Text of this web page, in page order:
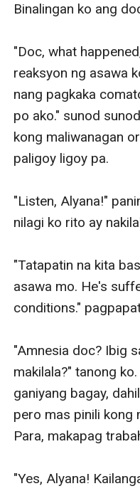
Binalingan ko ang
"Doc, what
reaksyon ng asawa
nang pagkaka
po ako." sunod
kong maliwanagan
paligoy ligoy pa.
"Listen, Alyana!"
nilagi ko rito ay
"Tatapatin na kita
asawa mo. He's
conditions."
"Amnesia doc? Ibig
makilala?" tanong
ganiyang bagay,
pero mas pinili kong
Para, makapag
"Yes, Alyana!